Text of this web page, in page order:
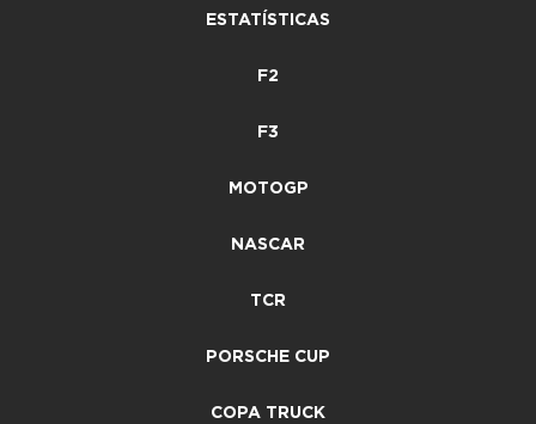
ESTATÍSTICAS
F2
F3
MOTOGP
NASCAR
TCR
PORSCHE CUP
COPA TRUCK